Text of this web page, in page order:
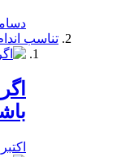
دسامبر 19,
تناسب
اکتبر 3, 2019